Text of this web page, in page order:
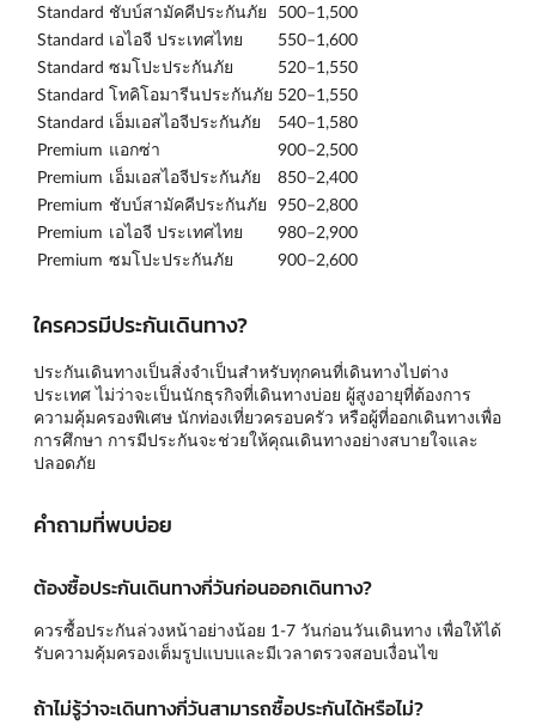
Standard ชับบ์สามัคคีประกันภัย
500–1,500
Standard เอไอจี ประเทศไทย
550–1,600
Standard ซมโปะประกันภัย
520–1,550
Standard โทคิโอมารีนประกันภัย 520–1,550
Standard เอ็มเอสไอจีประกันภัย
540–1,580
Premium แอกซ่า
900–2,500
Premium เอ็มเอสไอจีประกันภัย
850–2,400
Premium ชับบ์สามัคคีประกันภัย 950–2,800
Premium เอไอจี ประเทศไทย
980–2,900
Premium ซมโปะประกันภัย 900–2,600
ใครควรมีประกันเดินทาง?
ประกันเดินทางเป็นสิ่งจำเป็นสำหรับทุกคนที่เดินทางไปต่าง
ประเทศ ไม่ว่าจะเป็นนักธุรกิจที่เดินทางบ่อย ผู้สูงอายุที่ต้องการ
ความคุ้มครองพิเศษ นักท่องเที่ยวครอบครัว หรือผู้ที่ออกเดินทางเพื่อ
การศึกษา การมีประกันจะช่วยให้คุณเดินทางอย่างสบายใจและ
ปลอดภัย
คำถามที่พบบ่อย
ต้องซื้อประกันเดินทางกี่วันก่อนออกเดินทาง?
ควรซื้อประกันล่วงหน้าอย่างน้อย 1-7 วันก่อนวันเดินทาง เพื่อให้ได้
รับความคุ้มครองเต็มรูปแบบและมีเวลาตรวจสอบเงื่อนไข
ถ้าไม่รู้ว่าจะเดินทางกี่วันสามารถซื้อประกันได้หรือไม่?